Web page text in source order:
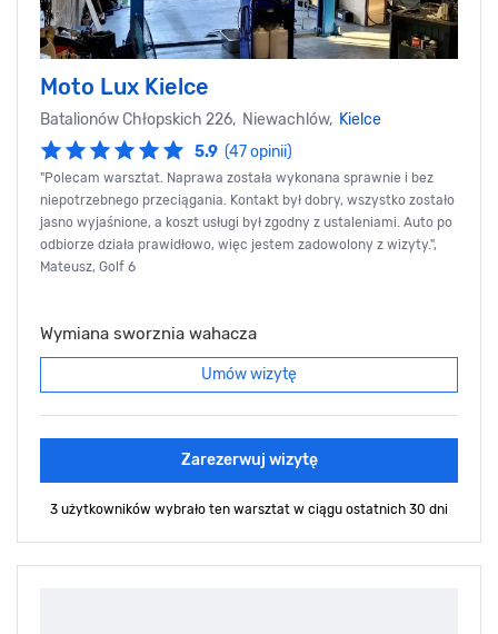
Moto Lux Kielce
Batalionów Chłopskich 226, Niewachlów, Kielce
5.9 (47 opinii)
"Polecam warsztat. Naprawa została wykonana sprawnie i bez
niepotrzebnego przeciągania. Kontakt był dobry, wszystko zostało
jasno wyjaśnione, a koszt usługi był zgodny z ustaleniami. Auto po
odbiorze działa prawidłowo, więc jestem zadowolony z wizyty.",
Mateusz, Golf 6
Wymiana sworznia wahacza
Umów wizytę
Zarezerwuj wizytę
3 użytkowników wybrało ten warsztat w ciągu ostatnich 30 dni